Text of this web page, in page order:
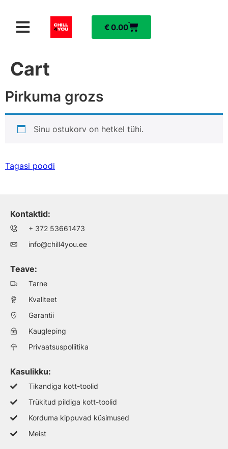
€0.00
Cart
Pirkuma grozs
Sinu ostukorv on hetkel tühi.
Tagasi poodi
Kontaktid:
+ 372 53661473
info@chill4you.ee
Teave:
Tarne
Kvaliteet
Garantii
Kaugleping
Privaatsuspoliitika
Kasulikku:
Tikandiga kott-toolid
Trükitud pildiga kott-toolid
Korduma kippuvad küsimused
Meist